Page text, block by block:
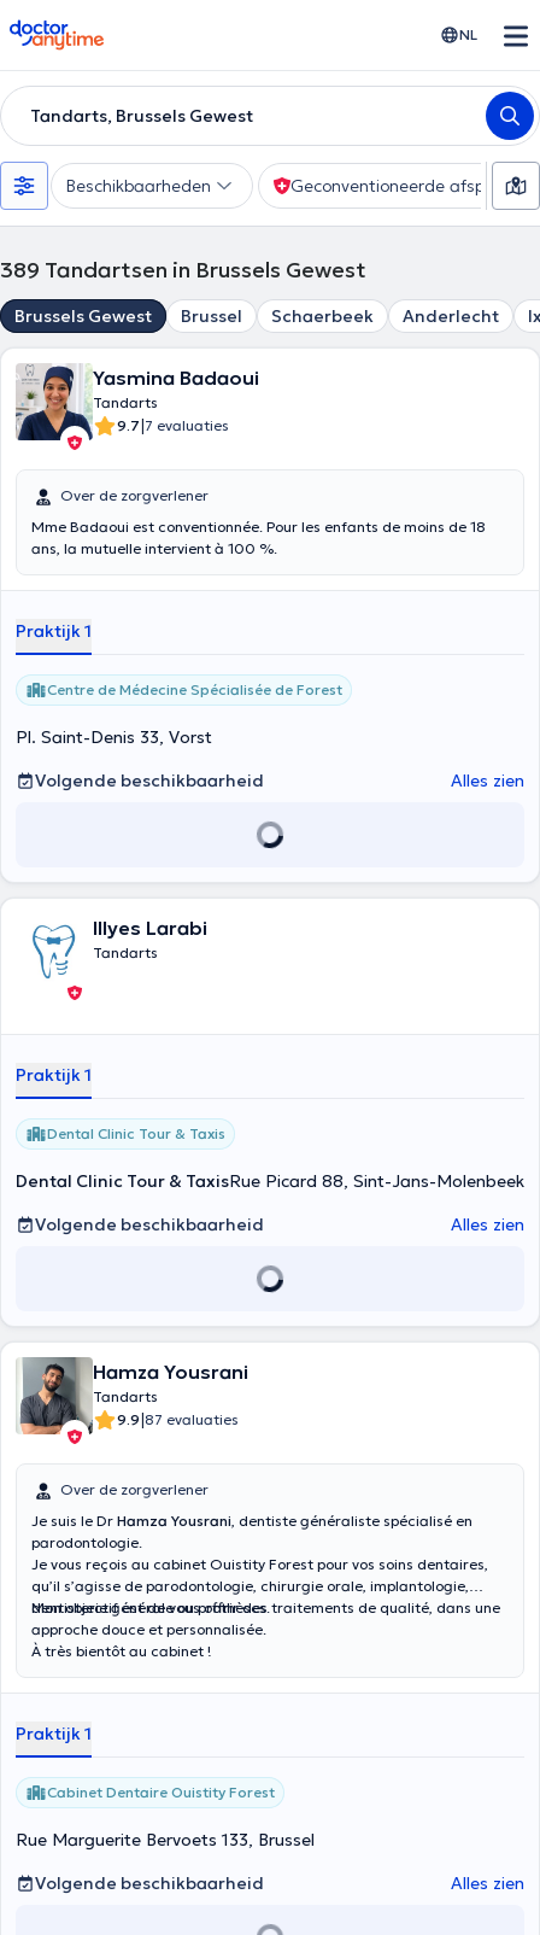
doctoranytime NL
Tandarts, Brussels Gewest
Beschikbaarheden Geconventioneerde afspraak
389 Tandartsen in Brussels Gewest
Brussels Gewest Brussel Schaerbeek Anderlecht
Yasmina Badaoui
Tandarts
9.7|7 evaluaties
Over de zorgverlener
Mme Badaoui est conventionnée. Pour les enfants de moins de 18
ans, la mutuelle intervient à 100 %.
Praktijk 1
Centre de Médecine Spécialisée de Forest
Pl. Saint-Denis 33, Vorst
Volgende beschikbaarheid
Alles zien
Illyes Larabi
Tandarts
Praktijk 1
Dental Clinic Tour & Taxis
Dental Clinic Tour & TaxisRue Picard 88, Sint-Jans-Molenbeek
Volgende beschikbaarheid
Alles zien
Hamza Yousrani
Tandarts
9.9|87 evaluaties
Over de zorgverlener
Je suis le Dr Hamza Yousrani, dentiste généraliste spécialisé en
parodontologie.
Je vous reçois au cabinet Ouistity Forest pour vos soins dentaires,
qu’il s’agisse de parodontologie, chirurgie orale, implantologie,
dentisterie générale ou prothèses.
Mon objectif est de vous offrir des traitements de qualité, dans une
approche douce et personnalisée.
À très bientôt au cabinet !
Praktijk 1
Cabinet Dentaire Ouistity Forest
Rue Marguerite Bervoets 133, Brussel
Volgende beschikbaarheid
Alles zien